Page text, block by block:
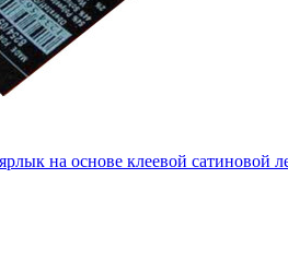
на основе клеевой сатиновой